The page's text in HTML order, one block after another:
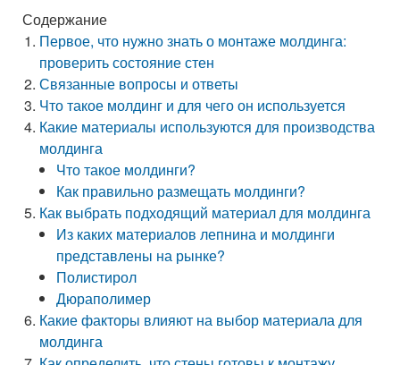
Содержание
Первое, что нужно знать о монтаже молдинга:
проверить состояние стен
Связанные вопросы и ответы
Что такое молдинг и для чего он используется
Какие материалы используются для производства
молдинга
Что такое молдинги?
Как правильно размещать молдинги?
Как выбрать подходящий материал для молдинга
Из каких материалов лепнина и молдинги
представлены на рынке?
Полистирол
Дюраполимер
Какие факторы влияют на выбор материала для
молдинга